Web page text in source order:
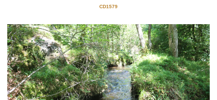
CD1579